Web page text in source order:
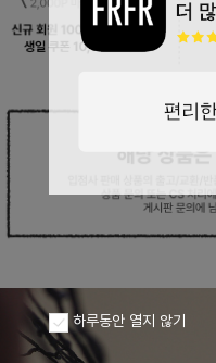
하루동안 열지 않기